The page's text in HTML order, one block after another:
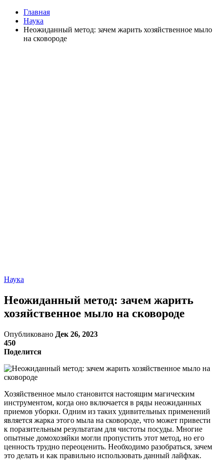
Главная
Наука
Неожиданный метод: зачем жарить хозяйственное мыло
на сковороде
Наука
Неожиданный метод: зачем жарить
хозяйственное мыло на сковороде
Опубликовано Дек 26, 2023
450
Поделится
Хозяйственное мыло становится настоящим магическим
инструментом, когда оно включается в ряды неожиданных
приемов уборки. Одним из таких удивительных применений
является жарка этого мыла на сковороде, что может привести
к поразительным результатам для чистоты посуды. Многие
опытные домохозяйки могли пропустить этот метод, но его
ценность трудно переоценить. Необходимо разобраться, зачем
это делать и как правильно использовать данный лайфхак.